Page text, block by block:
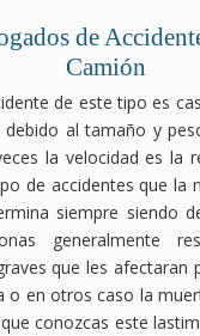
te
de
Camión
de este tipo es
debido al tamaño y
la velocidad es la
de accidentes que la
siempre siendo
generalmente
que les afectaran
o en otros caso la
conozcas este